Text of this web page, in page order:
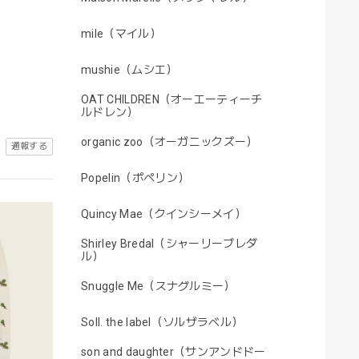
mile（マイル）
mushie（ムシエ）
OAT CHILDREN（オーエーティーチ
ルドレン）
organic zoo（オーガニックズー）
Popelin（ポペリン）
Quincy Mae（クインシーメイ）
Shirley Bredal（シャーリーブレダ
ル）
Snuggle Me（スナグルミー）
Soll. the label（ソルザラベル）
son and daughter（サンアンドドー
通報する